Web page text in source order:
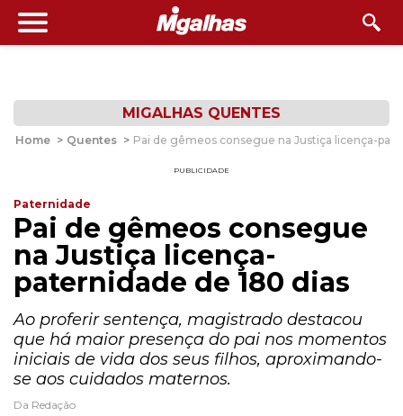
MIGALHAS QUENTES
Home > Quentes > Pai de gêmeos consegue na Justiça licença-
PUBLICIDADE
Paternidade
Pai de gêmeos consegue
na Justiça licença-
paternidade de 180 dias
Ao proferir sentença, magistrado destacou
que há maior presença do pai nos momentos
iniciais de vida dos seus filhos, aproximando-
se aos cuidados maternos.
Da Redação